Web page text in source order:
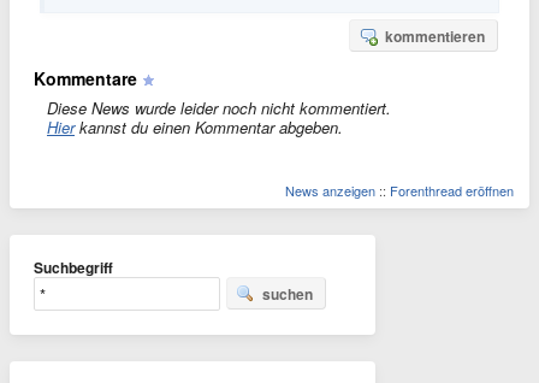
kommentieren
Kommentare
Diese News wurde leider noch nicht kommentiert.
Hierkannst du einen Kommentar abgeben.
News anzeigen :: Forenthread eröffnen
Suchbegriff
suchen